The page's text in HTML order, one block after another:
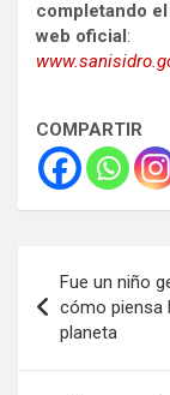
completando
web oficial:
COMPARTIR
de
entradas
Fue un niño
cómo piensa
planeta